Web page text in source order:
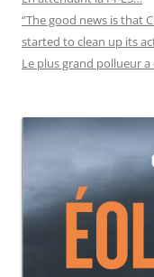
“The good news is that
started to clean up its
Le plus grand pollueur